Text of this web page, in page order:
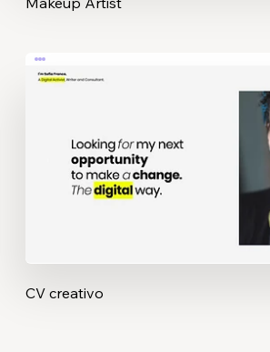
CV creativo